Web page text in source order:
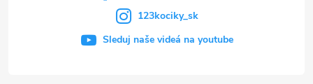
123kociky_sk
Sleduj naše videá na youtube